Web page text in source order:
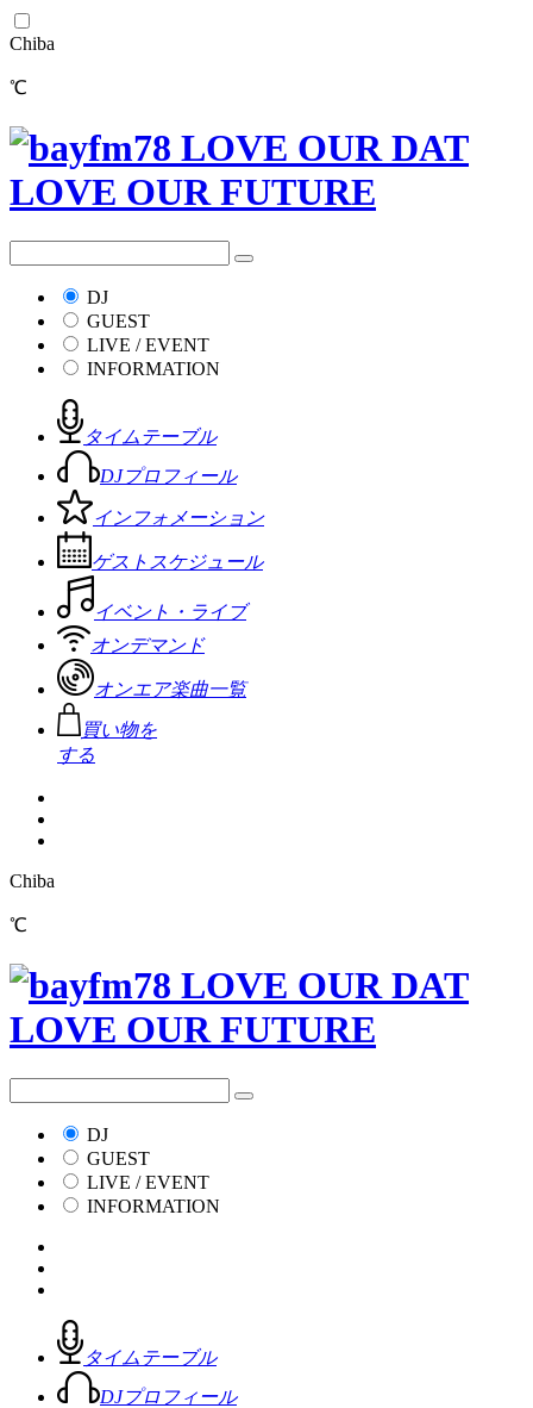
Chiba
℃
DJ
GUEST
LIVE / EVENT
INFORMATION
タイムテーブル
DJプロフィール
インフォメーション
ゲストスケジュール
イベント・ライブ
オンデマンド
オンエア楽曲一覧
買い物を
する
Chiba
℃
DJ
GUEST
LIVE / EVENT
INFORMATION
タイムテーブル
DJプロフィール